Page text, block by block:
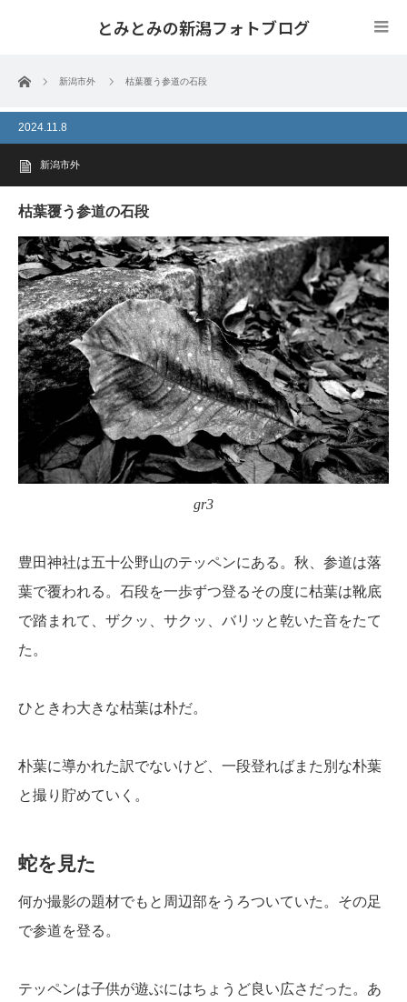
とみとみの新潟フォトブログ
ホーム 新潟市外 枯葉覆う参道の石段
2024.11.8
新潟市外
枯葉覆う参道の石段
gr3
豊田神社は五十公野山のテッペンにある。秋、参道は落
葉で覆われる。石段を一歩ずつ登るその度に枯葉は靴底
で踏まれて、ザクッ、サクッ、バリッと乾いた音をたて
た。
ひときわ大きな枯葉は朴だ。
朴葉に導かれた訳でないけど、一段登ればまた別な朴葉
と撮り貯めていく。
蛇を見た
何か撮影の題材でもと周辺部をうろついていた。その足
で参道を登る。
テッペンは子供が遊ぶにはちょうど良い広さだった。あ